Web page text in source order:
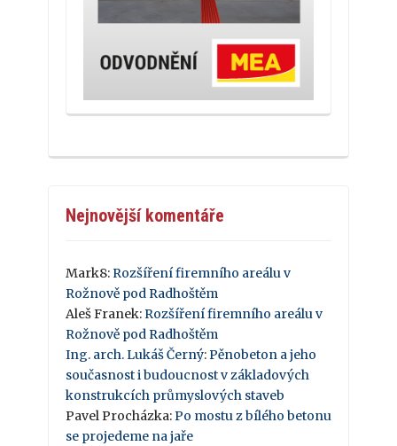
Nejnovější komentáře
Mark8:Rozšíření firemního areálu v
Rožnově pod Radhoštěm
Aleš Franek:Rozšíření firemního areálu v
Rožnově pod Radhoštěm
Ing. arch. Lukáš Černý:Pěnobeton a jeho
současnost i budoucnost v základových
konstrukcích průmyslových staveb
Pavel Procházka:Po mostu z bílého betonu
se projedeme na jaře